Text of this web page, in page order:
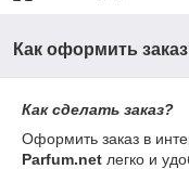
Как оформить
Как сделать заказ?
Оформить заказ в
Parfum.net легко и